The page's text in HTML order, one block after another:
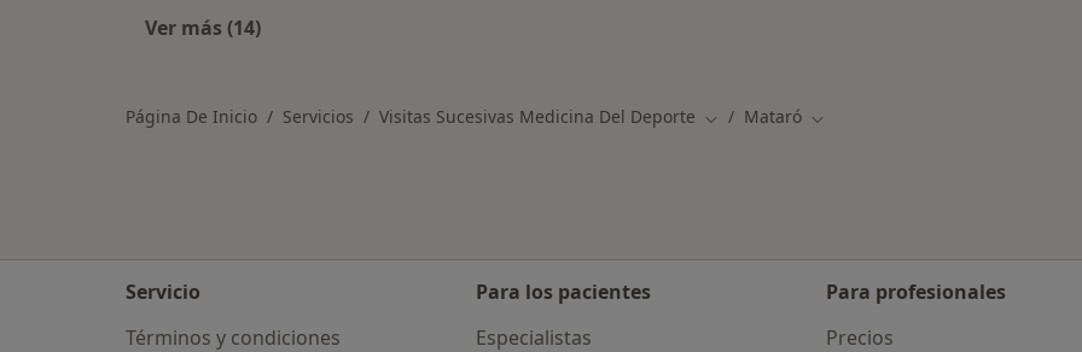
Ver más (14)
Página De Inicio Servicios Visitas Sucesivas Medicina Del Deporte Cambiar de ciudad
Mataró Cambiar de ciudad
Servicio
Términos y condiciones
Para los pacientes
Especialistas
Para profesionales
Precios